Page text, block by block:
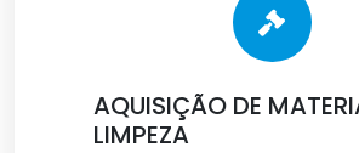
AQUISIÇÃO DE
LIMPEZA